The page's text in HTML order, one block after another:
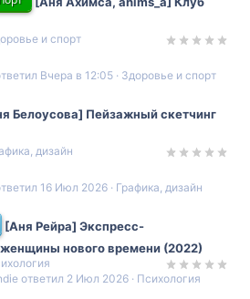
и спорт
Здоровье и спорт
Вчера в 12:05
Белоусова] Пейзажный скетчинг
дизайн
Графика, дизайн
16 Июл 2026
[Аня Рейра] Экспресс-
нового времени (2022)
Психология
2 Июл 2026